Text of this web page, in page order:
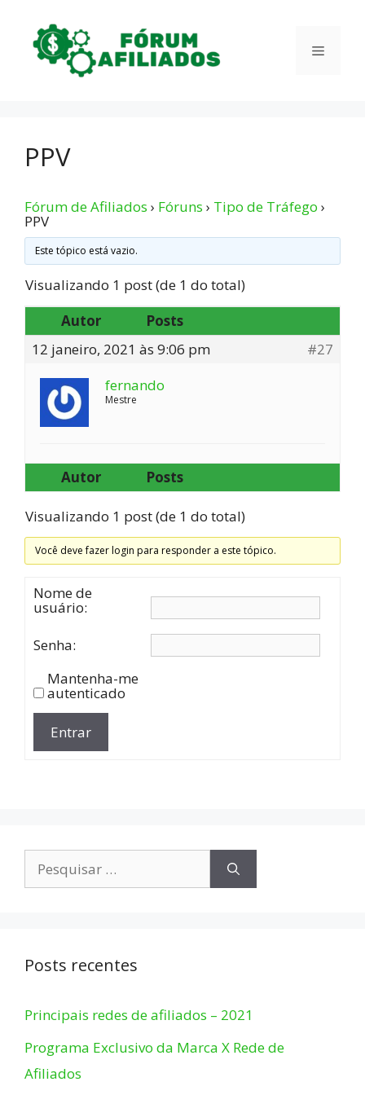
Menu
PPV
Fórum de Afiliados › Fóruns › Tipo de Tráfego ›
PPV
Este tópico está vazio.
Visualizando 1 post (de 1 do total)
Autor
Posts
12 janeiro, 2021 às 9:06 pm
#27
fernando
Mestre
Autor Posts
Visualizando 1 post (de 1 do total)
Você deve fazer login para responder a este tópico.
Nome de
usuário:
Senha:
Mantenha-me
autenticado
Entrar
Pesquisar
por:
Posts recentes
Principais redes de afiliados – 2021
Programa Exclusivo da Marca X Rede de
Afiliados